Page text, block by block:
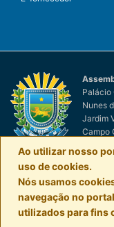
Palácio
Nunes
Jardim
Campo
©
Easy Net Tecnologia da
Ao utilizar nosso
uso de cookies.
Nós usamos
navegação no
utilizados para fins